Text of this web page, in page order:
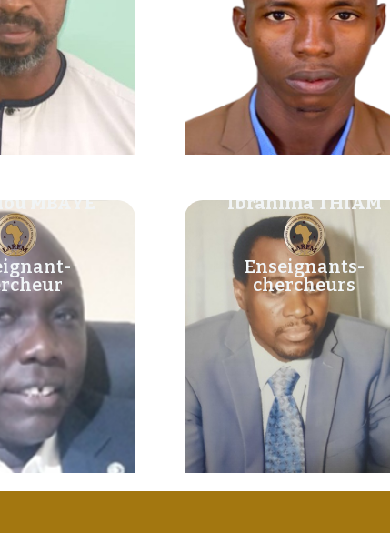
MBAYE Ibrahima THIAM
Enseignants-
chercheurs